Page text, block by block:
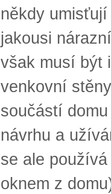
někdy
jakousi
však musí být
venkovní
součástí
návrhu a
se ale
oknem z